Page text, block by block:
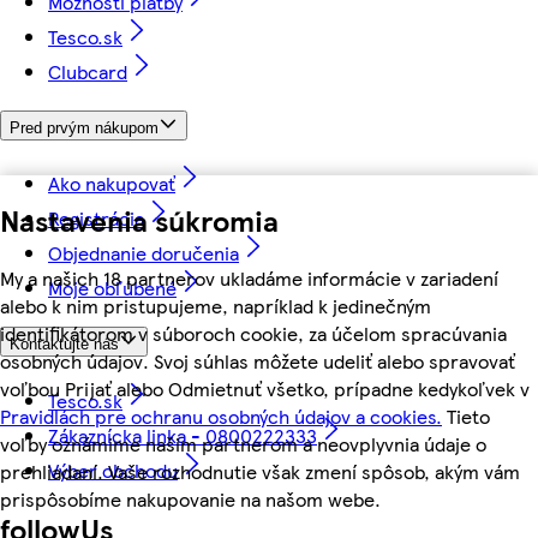
Nastavenia súkromia
My a našich 18 partnerov ukladáme informácie v zariadení
alebo k nim pristupujeme, napríklad k jedinečným
identifikátorom v súboroch cookie, za účelom spracúvania
osobných údajov. Svoj súhlas môžete udeliť alebo spravovať
voľbou Prijať alebo Odmietnuť všetko, prípadne kedykoľvek v
Pravidlách pre ochranu osobných údajov a cookies. Tieto
voľby oznámime našim partnerom a neovplyvnia údaje o
prehliadaní. Vaše rozhodnutie však zmení spôsob, akým vám
prispôsobíme nakupovanie na našom webe.
Tesco.sk
Clubcard
Pred prvým nákupom
Ako nakupovať
Registrácia
Objednanie doručenia
Moje obľúbené
Kontaktujte nás
Tesco.sk
Zákaznícka linka - 0800222333
Výber obchodu
followUs